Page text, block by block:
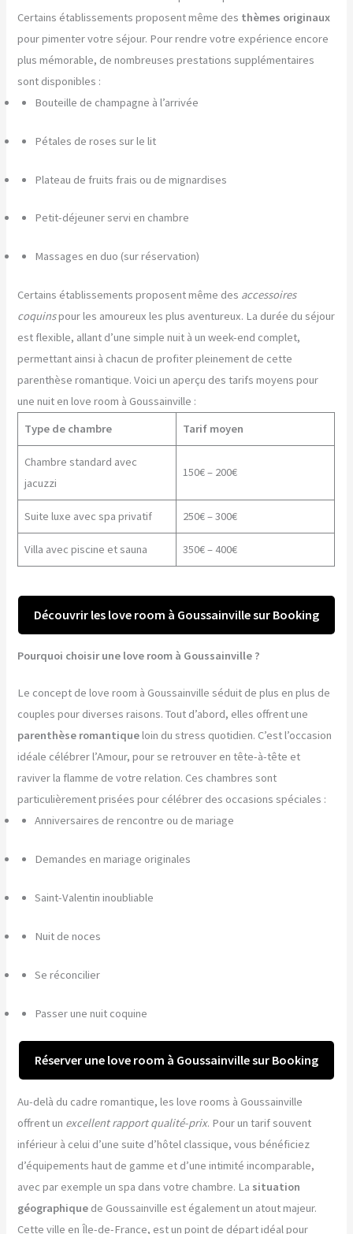
Certains établissements proposent même des thèmes originaux
pour pimenter votre séjour. Pour rendre votre expérience encore
plus mémorable, de nombreuses prestations supplémentaires
sont disponibles :
Bouteille de champagne à l’arrivée
Pétales de roses sur le lit
Plateau de fruits frais ou de mignardises
Petit-déjeuner servi en chambre
Massages en duo (sur réservation)
Certains établissements proposent même des accessoires
coquinspour les amoureux les plus aventureux. La durée du séjour
est flexible, allant d’une simple nuit à un week-end complet,
permettant ainsi à chacun de profiter pleinement de cette
parenthèse romantique. Voici un aperçu des tarifs moyens pour
une nuit en love room à Goussainville :
Type de chambre
Tarif moyen
Chambre standard avec
jacuzzi
150€ – 200€
Suite luxe avec spa privatif 250€ – 300€
Villa avec piscine et sauna 350€ – 400€
Découvrir les love room à Goussainville sur Booking
Pourquoi choisir une love room à Goussainville ?
Le concept de love room à Goussainville séduit de plus en plus de
couples pour diverses raisons. Tout d’abord, elles offrent une
parenthèse romantiqueloin du stress quotidien. C’est l’occasion
idéale célébrer l’Amour, pour se retrouver en tête-à-tête et
raviver la flamme de votre relation. Ces chambres sont
particulièrement prisées pour célébrer des occasions spéciales :
Anniversaires de rencontre ou de mariage
Demandes en mariage originales
Saint-Valentin inoubliable
Nuit de noces
Se réconcilier
Passer une nuit coquine
Réserver une love room à Goussainville sur Booking
Au-delà du cadre romantique, les love rooms à Goussainville
offrent un excellent rapport qualité-prix. Pour un tarif souvent
inférieur à celui d’une suite d’hôtel classique, vous bénéficiez
d’équipements haut de gamme et d’une intimité incomparable,
avec par exemple un spa dans votre chambre. La situation
géographique de Goussainville est également un atout majeur.
Cette ville en Île-de-France, est un point de départ idéal pour